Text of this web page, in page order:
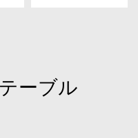
ーブル